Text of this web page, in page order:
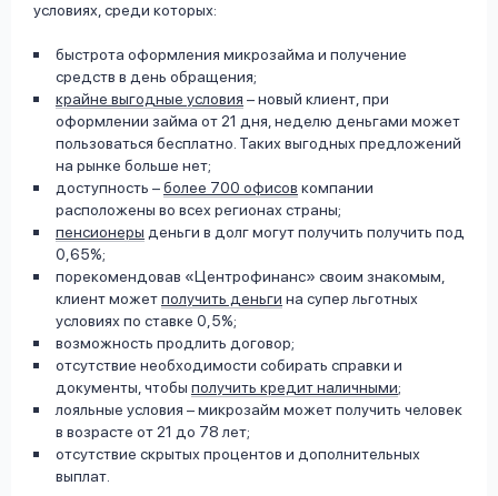
условиях, среди которых:
быстрота оформления микрозайма и получение
средств в день обращения;
крайне выгодные условия – новый клиент, при
оформлении займа от 21 дня, неделю деньгами может
пользоваться бесплатно. Таких выгодных предложений
на рынке больше нет;
доступность –более 700 офисов компании
расположены во всех регионах страны;
пенсионеры деньги в долг могут получить получить под
0,65%;
порекомендовав «Центрофинанс» своим знакомым,
клиент можетполучить деньги на супер льготных
условиях по ставке 0,5%;
возможность продлить договор;
отсутствие необходимости собирать справки и
документы, чтобы получить кредит наличными;
лояльные условия – микрозайм может получить человек
в возрасте от 21 до 78 лет;
отсутствие скрытых процентов и дополнительных
выплат.